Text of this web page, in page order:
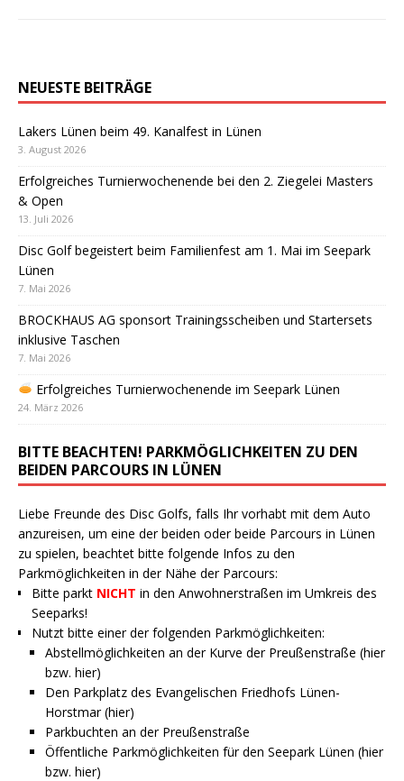
NEUESTE BEITRÄGE
Lakers Lünen beim 49. Kanalfest in Lünen
3. August 2026
Erfolgreiches Turnierwochenende bei den 2. Ziegelei Masters
& Open
13. Juli 2026
Disc Golf begeistert beim Familienfest am 1. Mai im Seepark
Lünen
7. Mai 2026
BROCKHAUS AG sponsort Trainingsscheiben und Startersets
inklusive Taschen
7. Mai 2026
Erfolgreiches Turnierwochenende im Seepark Lünen
24. März 2026
BITTE BEACHTEN! PARKMÖGLICHKEITEN ZU DEN
BEIDEN PARCOURS IN LÜNEN
Liebe Freunde des Disc Golfs, falls Ihr vorhabt mit dem Auto
anzureisen, um eine der beiden oder beide Parcours in Lünen
zu spielen, beachtet bitte folgende Infos zu den
Parkmöglichkeiten in der Nähe der Parcours:
Bitte parkt NICHT in den Anwohnerstraßen im Umkreis des
Seeparks!
Nutzt bitte einer der folgenden Parkmöglichkeiten:
Abstellmöglichkeiten an der Kurve der Preußenstraße (hier
bzw. hier)
Den Parkplatz des Evangelischen Friedhofs Lünen-
Horstmar (hier)
Parkbuchten an der Preußenstraße
Öffentliche Parkmöglichkeiten für den Seepark Lünen (hier
bzw. hier)